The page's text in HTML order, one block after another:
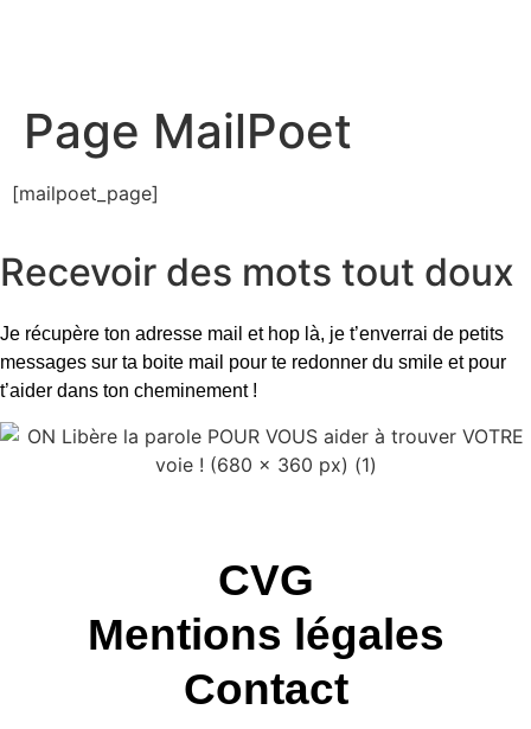
Page MailPoet
[mailpoet_page]
Recevoir des mots tout doux
Je récupère ton adresse mail et hop là, je t’enverrai de petits
messages sur ta boite mail pour te redonner du smile et pour
t’aider dans ton cheminement !
CVG
Mentions légales
Contact